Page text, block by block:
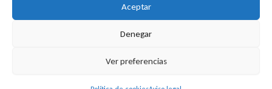
Aceptar
Denegar
Ver preferencias
L
i
n
u